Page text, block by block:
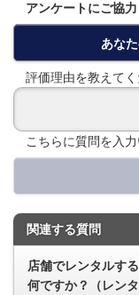
アンケートにご協力
あな
評価理由を教えてく
こちらに質問を入力
関連する質問
店舗でレンタルす
何ですか？（レンタ